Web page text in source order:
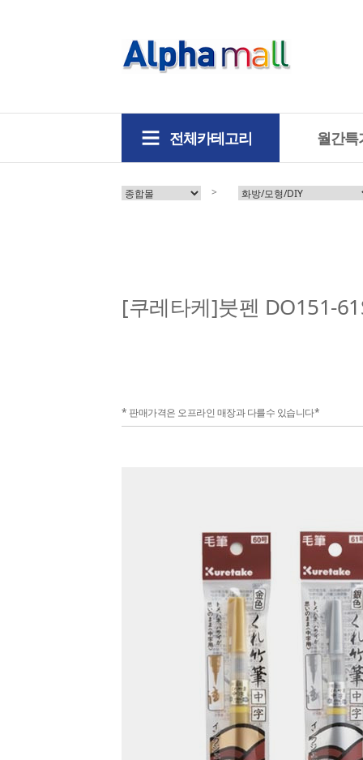
전체카테고리 월간특
>
[쿠레타케]붓펜 DO151-
* 판매가격은 오프라인 매장과 다를수 있습니다*